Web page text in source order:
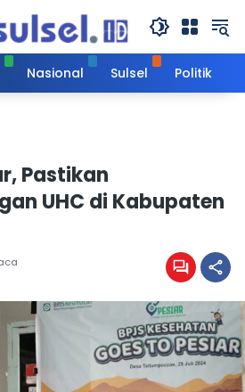
Nasional Sulsel Politik
Pastikan
UHC di Kabupaten